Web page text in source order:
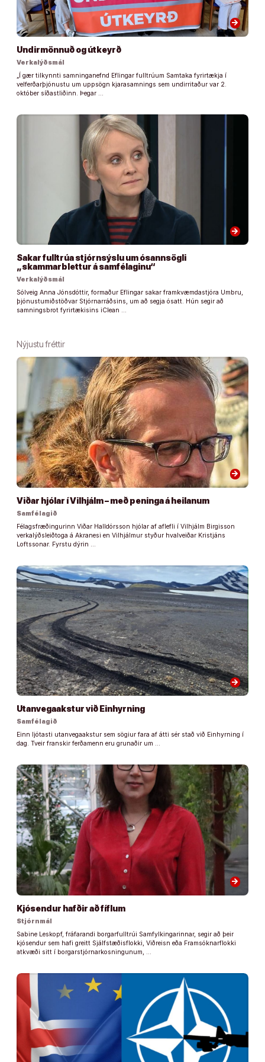
arrow_forward
Undirmönnuð og útkeyrð
Verkalýðsmál
„Í gær tilkynnti samninganefnd Eflingar fulltrúum Samtaka fyrirtækja í
velferðarþjónustu um uppsögn kjarasamnings sem undirritaður var 2.
október síðastliðinn. Þegar …
arrow_forward
Sakar fulltrúa stjórnsýslu um ósannsögli
„skammarblettur á samfélaginu“
Verkalýðsmál
Sólveig Anna Jónsdóttir, formaður Eflingar sakar framkvæmdastjóra Umbru,
þjónustumiðstöðvar Stjórnarráðsins, um að segja ósatt. Hún segir að
samningsbrot fyrirtækisins iClean …
Nýjustu fréttir
arrow_forward
Viðar hjólar í Vilhjálm – með peninga á heilanum
Samfélagið
Félagsfræðingurinn Viðar Halldórsson hjólar af aflefli í Vilhjálm Birgisson
verkalýðsleiðtoga á Akranesi en Vilhjálmur styður hvalveiðar Kristjáns
Loftssonar. Fyrstu dýrin …
arrow_forward
Utanvegaakstur við Einhyrning
Samfélagið
Einn ljótasti utanvegaakstur sem sögiur fara af átti sér stað við Einhyrning í
dag. Tveir franskir ferðamenn eru grunaðir um …
arrow_forward
Kjósendur hafðir að fíflum
Stjórnmál
Sabine Leskopf, fráfarandi borgarfulltrúi Samfylkingarinnar, segir að þeir
kjósendur sem hafi greitt Sjálfstæðisflokki, Viðreisn eða Framsóknarflokki
atkvæði sitt í borgarstjórnarkosningunum, …